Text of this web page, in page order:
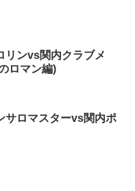
ンvs関内クラブメ
ロマン編)
ロマスターvs関内ポ